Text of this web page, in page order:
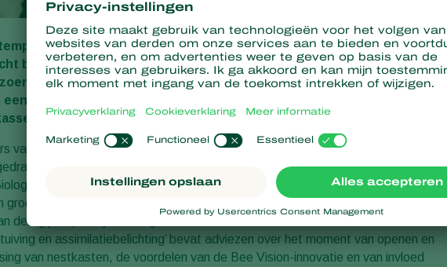
dalen, moeten telers op de hogere breedtegraden van het
besteden aan hun assimilatiebelichting. Het is hoog tijd om eens te
voor de bestuivers die hun werk doen in uw kas! Koppert
bruikbare handleiding en een
met assimilatiebelichting.
van hommelsoorten heeft de R&D-afdeling van Koppert Biological Systems
van deze bestuiver in zeer uiteenlopende omstandigheden en
Systems worden voortdurend verder ontwikkeld en bevatten de
en fruitteelten. De best practices en adviezen die het bedrijf nu met
dertig jaar praktijkervaring en waardevolle feedback van telers. De acht
en assimilatiebelichting’ bevat adviezen over het moment van openen en
van nestkasten, de voordelen van de Bee Vision-innovatie en van invloed